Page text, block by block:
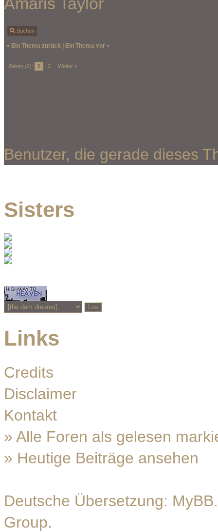
Suchen
« Ein Thema zurück Ein Thema vor »
Seiten (2): 1 2 Weiter »
Benutzer, die gerade dieses
Sisters
Links
Credits
Disclaimer
Kontakt
» Alle Foren als gelesen
» Heutige Beiträge ansehen
Deutsche Übersetzung:
Group.